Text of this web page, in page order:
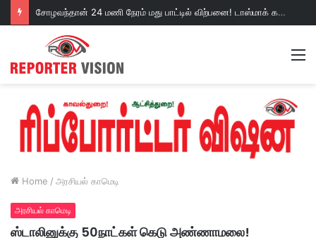
சோழவந்தான் 24 மணி நேரம் மது பாட்டில் விற்பனை! டாஸ்மாக் கடையை அகற்றக்கோரி பெண்கள் முற்றுகை போராட்டம்!https://youtu.be/y9p916tqOMs?si=p7N7Qbivb3WsTj2W
Home / அரசியல் காமெடி
அரசியல் காமெடி
ஸ்டாலினுக்கு 50நாட்கள் கெடு அண்ணாமலை!